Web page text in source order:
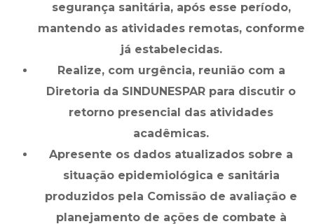
segurança sanitária, após esse período,
mantendo as atividades remotas, conforme
já estabelecidas.
Realize, com urgência, reunião com a
Diretoria da SINDUNESPAR para discutir o
retorno presencial das atividades
acadêmicas.
Apresente os dados atualizados sobre a
situação epidemiológica e sanitária
produzidos pela Comissão de avaliação e
planejamento de ações de combate à